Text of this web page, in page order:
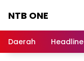
NTB ONE
dan
Daerah Headline